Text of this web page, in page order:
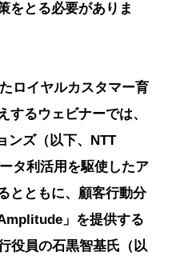
をとる必要がありま
ロイヤルカスタマー育
するウェビナーでは、
ンズ（以下、NTT
タ利活用を駆使したア
とともに、顧客行動分
」を提供する
役員の石黒智基氏（以